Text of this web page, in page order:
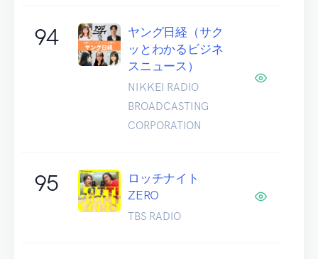
94
ヤング日経（サク
ッとわかるビジネ
スニュース）
NIKKEI RADIO
BROADCASTING
CORPORATION
95
ロッチナイト
ZERO
TBS RADIO